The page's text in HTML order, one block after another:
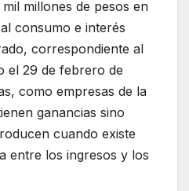
millones de pesos en
consumo e interés
correspondiente al
el 29 de febrero de
como empresas de la
ganancias sino
cuando existe
entre los ingresos y los